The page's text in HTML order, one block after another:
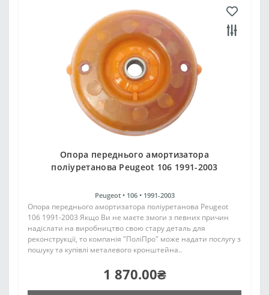
Опора переднього амортизатора
поліуретанова Peugeot 106 1991-2003
Peugeot • 106 • 1991-2003
Опора переднього амортизатора поліуретанова Peugeot
106 1991-2003 Якщо Ви не маєте змоги з певних причин
надіслати на виробництво свою стару деталь для
реконструкції, то компанія "ПоліПро" може надати послугу з
пошуку та купівлі металевого кронштейна..
1 870.00₴